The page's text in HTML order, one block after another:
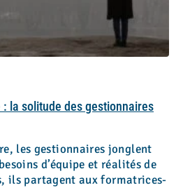
: la solitude des gestionnaires
les gestionnaires jonglent
d’équipe et réalités de
ils partagent aux formatrices-